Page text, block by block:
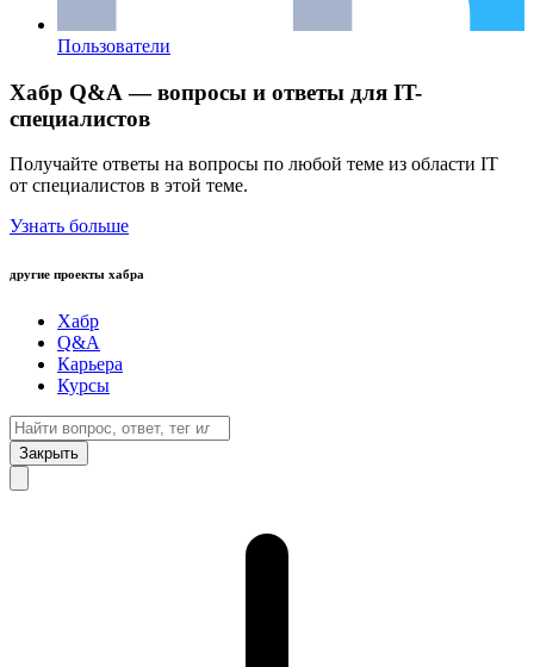
Пользователи
Хабр Q&A — вопросы и ответы для IT-
специалистов
Получайте ответы на вопросы по любой теме из области IT
от специалистов в этой теме.
Узнать больше
другие проекты хабра
Хабр
Q&A
Карьера
Курсы
Закрыть